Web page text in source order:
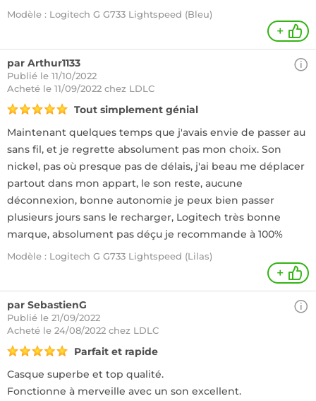
Modèle : Logitech G G733 Lightspeed (Bleu)
+
par Arthur1133
Publié le 11/10/2022
Acheté le 11/09/2022 chez LDLC
Tout simplement génial
Maintenant quelques temps que j'avais envie de passer au
sans fil, et je regrette absolument pas mon choix. Son
nickel, pas où presque pas de délais, j'ai beau me déplacer
partout dans mon appart, le son reste, aucune
déconnexion, bonne autonomie je peux bien passer
plusieurs jours sans le recharger, Logitech très bonne
marque, absolument pas déçu je recommande à 100%
Modèle : Logitech G G733 Lightspeed (Lilas)
+
par SebastienG
Publié le 21/09/2022
Acheté le 24/08/2022 chez LDLC
Parfait et rapide
Casque superbe et top qualité.
Fonctionne à merveille avec un son excellent.